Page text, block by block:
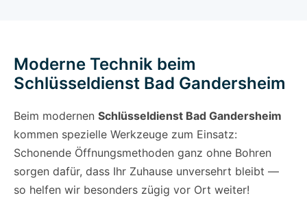
Moderne Technik beim
Schlüsseldienst Bad Gandersheim
Beim modernen Schlüsseldienst Bad Gandersheim
kommen spezielle Werkzeuge zum Einsatz:
Schonende Öffnungsmethoden ganz ohne Bohren
sorgen dafür, dass Ihr Zuhause unversehrt bleibt —
so helfen wir besonders zügig vor Ort weiter!